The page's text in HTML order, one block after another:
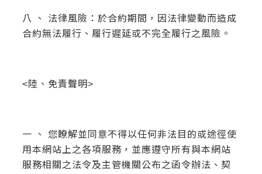
八 、 法律風險：於合約期間，因法律變動而造成
合約無法履行、履行遲延或不完全履行之風險。
<陸、免責聲明>
一 、 您瞭解並同意不得以任何非法目的或途徑使
用本網站上之各項服務，並應遵守所有與本網站
服務相關之法令及主管機關公布之函令辦法、契